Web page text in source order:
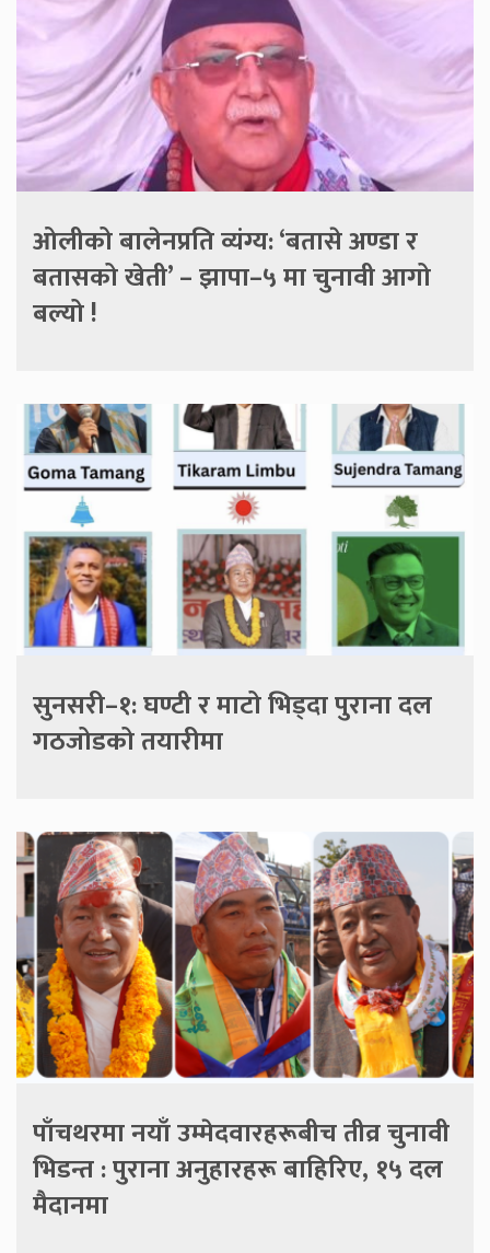
ओलीको बालेनप्रति व्यंग्य: ‘बतासे अण्डा र
बतासको खेती’ – झापा–५ मा चुनावी आगो
बल्यो !
सुनसरी–१: घण्टी र माटो भिड्दा पुराना दल
गठजोडको तयारीमा
पाँचथरमा नयाँ उम्मेदवारहरूबीच तीव्र चुनावी
भिडन्त : पुराना अनुहारहरू बाहिरिए, १५ दल
मैदानमा